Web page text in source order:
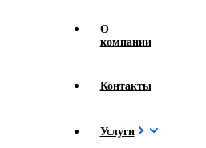
О
компании
Контакты
Услуги